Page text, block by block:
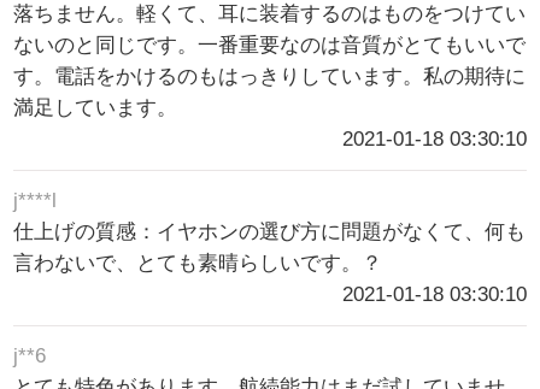
落ちません。軽くて、耳に装着するのはものをつけてい
ないのと同じです。一番重要なのは音質がとてもいいで
す。電話をかけるのもはっきりしています。私の期待に
満足しています。
2021-01-18 03:30:10
j****l
仕上げの質感：イヤホンの選び方に問題がなくて、何も
言わないで、とても素晴らしいです。？
2021-01-18 03:30:10
j**6